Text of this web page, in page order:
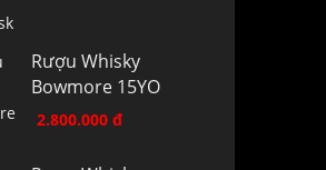
Rượu Whisky
Bowmore 15YO
2.800.000 đ